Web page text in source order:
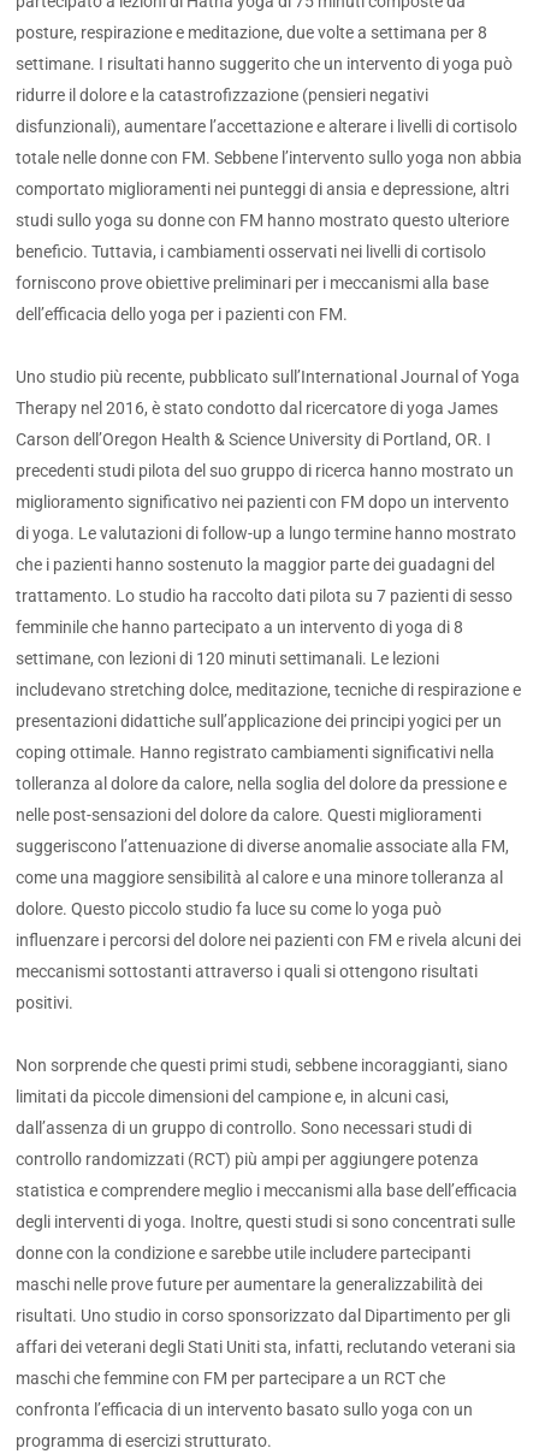
posture, respirazione e meditazione, due volte a settimana per 8
settimane. I risultati hanno suggerito che un intervento di yoga può
ridurre il dolore e la catastrofizzazione (pensieri negativi
disfunzionali), aumentare l’accettazione e alterare i livelli di cortisolo
totale nelle donne con FM. Sebbene l’intervento sullo yoga non abbia
comportato miglioramenti nei punteggi di ansia e depressione, altri
studi sullo yoga su donne con FM hanno mostrato questo ulteriore
beneficio. Tuttavia, i cambiamenti osservati nei livelli di cortisolo
forniscono prove obiettive preliminari per i meccanismi alla base
dell’efficacia dello yoga per i pazienti con FM.
Uno studio più recente, pubblicato sull’International Journal of Yoga
Therapy nel 2016, è stato condotto dal ricercatore di yoga James
Carson dell’Oregon Health & Science University di Portland, OR. I
precedenti studi pilota del suo gruppo di ricerca hanno mostrato un
miglioramento significativo nei pazienti con FM dopo un intervento
di yoga. Le valutazioni di follow-up a lungo termine hanno mostrato
che i pazienti hanno sostenuto la maggior parte dei guadagni del
trattamento. Lo studio ha raccolto dati pilota su 7 pazienti di sesso
femminile che hanno partecipato a un intervento di yoga di 8
settimane, con lezioni di 120 minuti settimanali. Le lezioni
includevano stretching dolce, meditazione, tecniche di respirazione e
presentazioni didattiche sull’applicazione dei principi yogici per un
coping ottimale. Hanno registrato cambiamenti significativi nella
tolleranza al dolore da calore, nella soglia del dolore da pressione e
nelle post-sensazioni del dolore da calore. Questi miglioramenti
suggeriscono l’attenuazione di diverse anomalie associate alla FM,
come una maggiore sensibilità al calore e una minore tolleranza al
dolore. Questo piccolo studio fa luce su come lo yoga può
influenzare i percorsi del dolore nei pazienti con FM e rivela alcuni dei
meccanismi sottostanti attraverso i quali si ottengono risultati
positivi.
Non sorprende che questi primi studi, sebbene incoraggianti, siano
limitati da piccole dimensioni del campione e, in alcuni casi,
dall’assenza di un gruppo di controllo. Sono necessari studi di
controllo randomizzati (RCT) più ampi per aggiungere potenza
statistica e comprendere meglio i meccanismi alla base dell’efficacia
degli interventi di yoga. Inoltre, questi studi si sono concentrati sulle
donne con la condizione e sarebbe utile includere partecipanti
maschi nelle prove future per aumentare la generalizzabilità dei
risultati. Uno studio in corso sponsorizzato dal Dipartimento per gli
affari dei veterani degli Stati Uniti sta, infatti, reclutando veterani sia
maschi che femmine con FM per partecipare a un RCT che
confronta l’efficacia di un intervento basato sullo yoga con un
programma di esercizi strutturato.